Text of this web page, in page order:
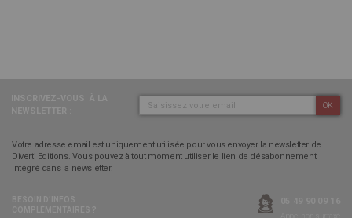
OK
Votre adresse email est uniquement utilisée pour vous envoyer la newsletter de
Diverti Editions. Vous pouvez à tout moment utiliser le lien de désabonnement
intégré dans la newsletter.